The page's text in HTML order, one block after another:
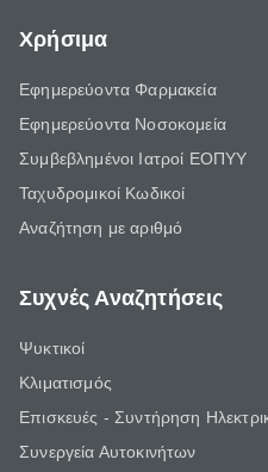
Χρήσιμα
Εφημερεύοντα Φαρμακεία
Εφημερεύοντα Νοσοκομεία
Συμβεβλημένοι Ιατροί ΕΟΠΥΥ
Ταχυδρομικοί Κωδικοί
Αναζήτηση με αριθμό
Συχνές Αναζητήσεις
Ψυκτικοί
Κλιματισμός
Επισκευές - Συντήρηση
Συνεργεία Αυτοκινήτων